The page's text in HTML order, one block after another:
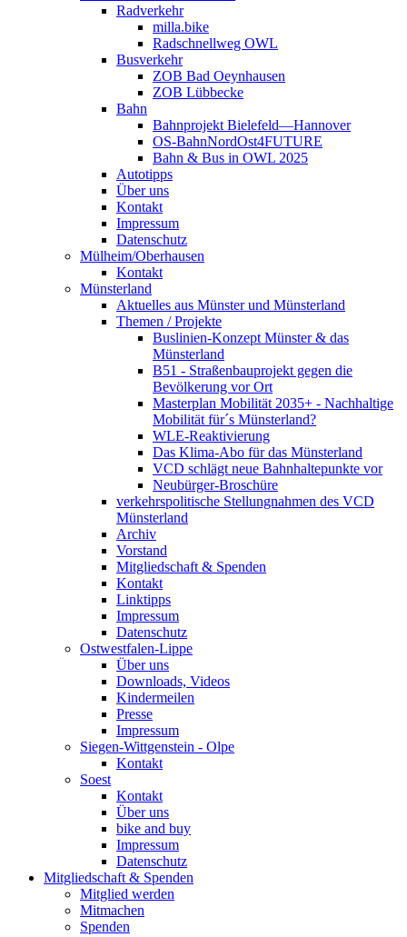
Radverkehr
milla.bike
Radschnellweg OWL
Busverkehr
ZOB Bad Oeynhausen
ZOB Lübbecke
Bahn
Bahnprojekt Bielefeld—Hannover
OS-BahnNordOst4FUTURE
Bahn & Bus in OWL 2025
Autotipps
Über uns
Kontakt
Impressum
Datenschutz
Mülheim/Oberhausen
Kontakt
Münsterland
Aktuelles aus Münster und Münsterland
Themen / Projekte
Buslinien-Konzept Münster & das
Münsterland
B51 - Straßenbauprojekt gegen die
Bevölkerung vor Ort
Masterplan Mobilität 2035+ - Nachhaltige
Mobilität für´s Münsterland?
WLE-Reaktivierung
Das Klima-Abo für das Münsterland
VCD schlägt neue Bahnhaltepunkte vor
Neubürger-Broschüre
verkehrspolitische Stellungnahmen des VCD
Münsterland
Archiv
Vorstand
Mitgliedschaft & Spenden
Kontakt
Linktipps
Impressum
Datenschutz
Ostwestfalen-Lippe
Über uns
Downloads, Videos
Kindermeilen
Presse
Impressum
Siegen-Wittgenstein - Olpe
Kontakt
Soest
Kontakt
Über uns
bike and buy
Impressum
Datenschutz
Mitgliedschaft & Spenden
Mitglied werden
Mitmachen
Spenden